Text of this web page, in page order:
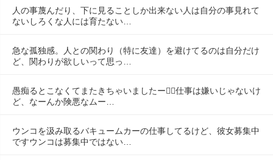
人の事蔑んだり、下に見ることしか出来ない人は自分の事見れて
ないしろくな人には育たない…
急な孤独感。人との関わり（特に友達）を避けてるのは自分だけ
ど、関わりが欲しいって思っ…
愚痴るとこなくてまたきちゃいましたー😮‍💨仕事は嫌いじゃないけ
ど、なーんか険悪なムー…
ウンコを汲み取るバキュームカーの仕事してるけど、彼女募集中
ですウンコは募集中ではない…